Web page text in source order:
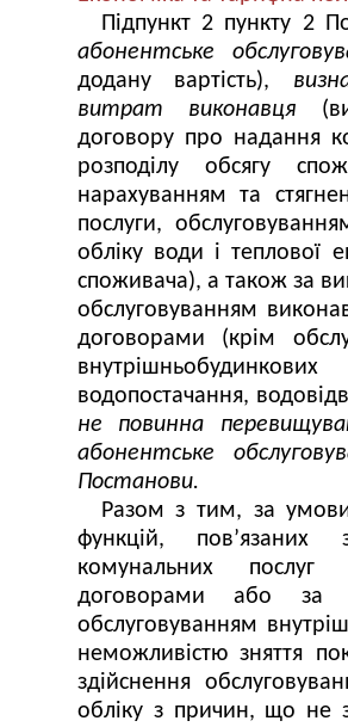
Підпункт 2 пункту 2
абонентське
додану вартість),
витрат виконавця
договору про надання
розподілу обсягу
нарахуванням та
послуги,
обліку води і теплової
споживача), а також за
обслуговуванням
договорами (крім
водопостачання,
не повинна
абонентське
Постанови.
Разом з тим, за
функцій, пов’язаних
комунальних послуг
договорами або за
обслуговуванням
неможливістю зняття
здійснення
обліку з причин, що не